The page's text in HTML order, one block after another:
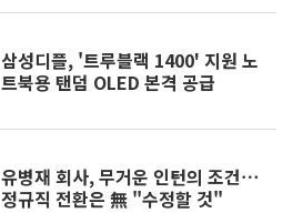
삼성디플, '트루블랙 1400' 지원 노
트북용 탠덤 OLED 본격 공급
유병재 회사, 무거운 인턴의 조건⋯
정규직 전환은 無 "수정할 것"